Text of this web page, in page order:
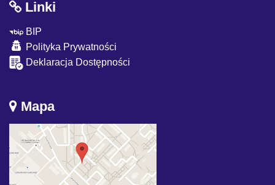
Linki
BIP
Polityka Prywatności
Deklaracja Dostępności
Mapa